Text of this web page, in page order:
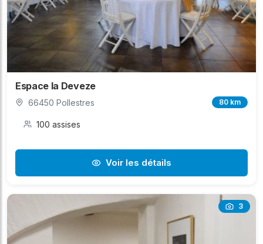
Espace la Deveze
66450 Pollestres 80 km
100 assises
Voir les détails
3